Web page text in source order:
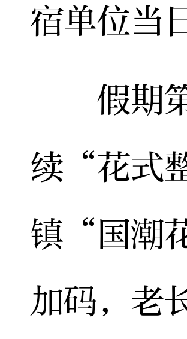
宿单位当
假期第
续“花式
镇“国潮
加码，老